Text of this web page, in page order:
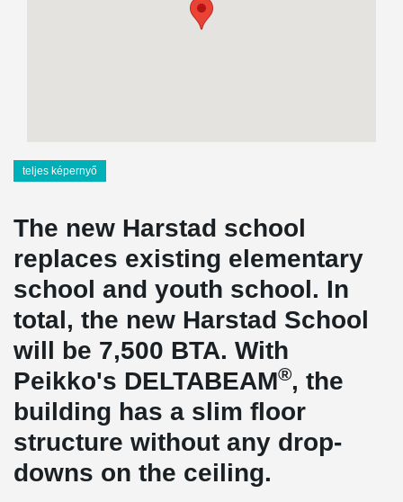
teljes képernyő
The new Harstad school
replaces existing elementary
school and youth school. In
total, the new Harstad School
will be 7,500 BTA. With
Peikko's DELTABEAM®, the
building has a slim floor
structure without any drop-
downs on the ceiling.